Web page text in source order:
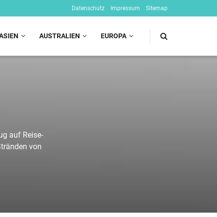
Datenschutz Impressum Sitemap
AUSTRALIEN EUROPA
auf Reise-
von